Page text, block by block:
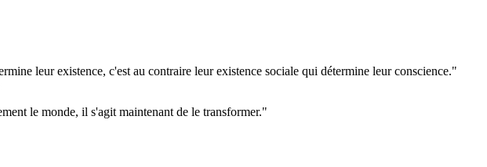
leur existence, c'est au contraire leur existence sociale qui détermine leur conscience."
le monde, il s'agit maintenant de le transformer."